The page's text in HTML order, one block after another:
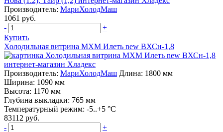
Производитель: МариХолодМаш
1061 руб.
-
+
Купить
Холодильная витрина МХМ Илеть new ВХСн-1,8
Производитель: МариХолодМаш Длина: 1800 мм
Ширина: 1090 мм
Высота: 1170 мм
Глубина выкладки: 765 мм
Температурный режим: -5..+5 °C
83112 руб.
-
+